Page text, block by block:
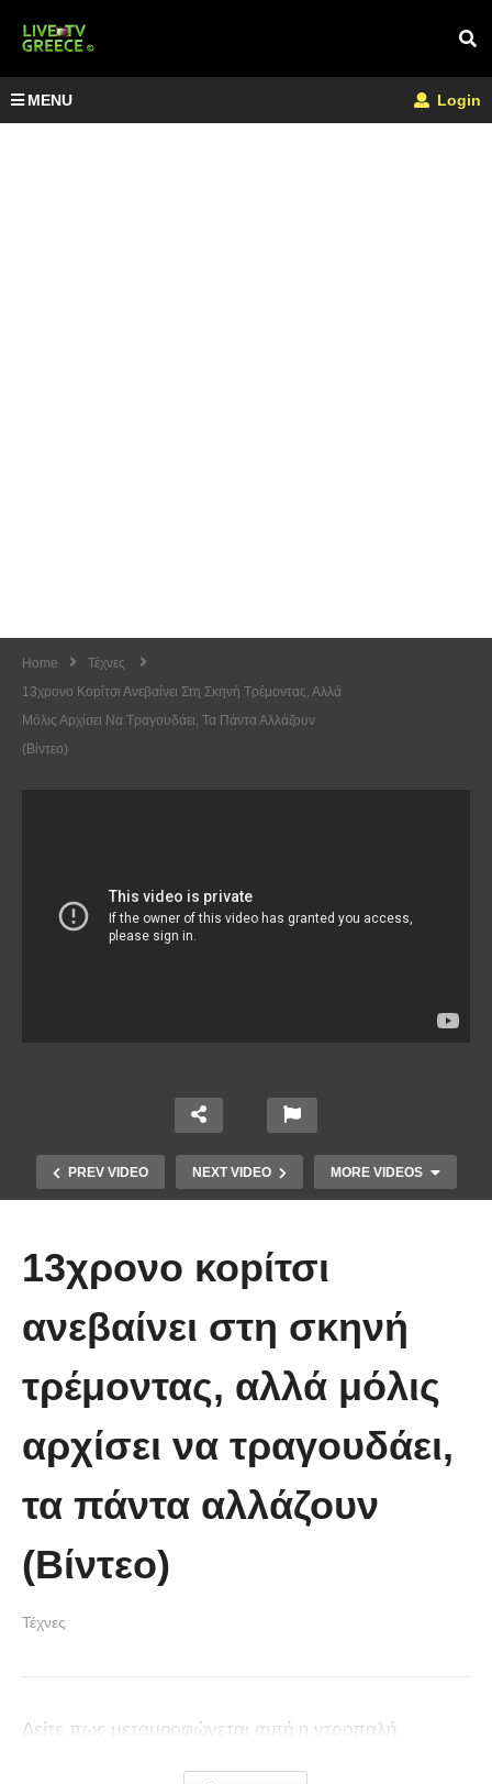
MENU Login
Home
Τέχνες
13χρονο Κοpίτσι Ανεβαίνει Στη Σκηνή Τρέμοντας, Αλλά
Μόλις Αρχίσει Να Τραγουδάει, Τα Πάντα Αλλάζουν
(Βίντεο)
PREV VIDEO NEXT VIDEO MORE VIDEOS
(video)
13χρονο κοpίτσι
ανεβαίνει στη σκηνή
τρέμοντας, αλλά μόλις
αρχίσει να τραγουδάει,
τα πάντα αλλάζουν
(Βίντεο)
Τέχνες
Δείτε πως μεταμορφώνεται αυτή η ντροπαλή